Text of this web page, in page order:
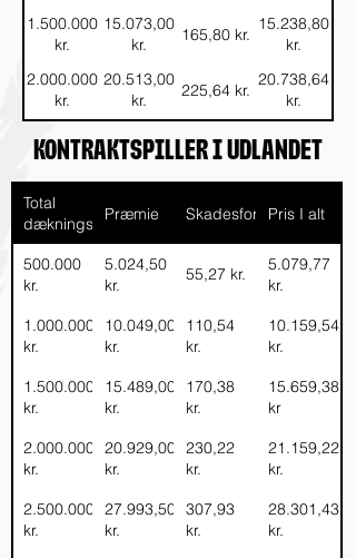
1.500.000
kr.
15.073,00
kr.
165,80 kr.
15.238,80
kr.
2.000.000
kr.
20.513,00
kr.
225,64 kr.
20.738,64
kr.
2.500.000
kr.
25.953,00
kr.
285,48 kr.
26.238,48
kr.
kr.
kr.
kr.
3.500.000
kr.
40.082,00
kr.
40.552,90
kr.
Kontraktspiller i Udlandet
Total
dækningssum
Præmie Skadesforsikringsafgift
Pris I alt
500.000
kr.
5.024,50
kr.
55,27 kr.
5.079,77
kr.
1.000.000
kr.
10.049,00
kr.
110,54
kr.
10.159,54
kr.
1.500.000
kr.
15.489,00
kr.
170,38
kr.
15.659,38
kr
2.000.000
kr.
20.929,00
kr.
230,22
kr.
21.159,22
kr.
2.500.000
kr.
27.993,50
kr.
307,93
kr.
28.301,43
kr.